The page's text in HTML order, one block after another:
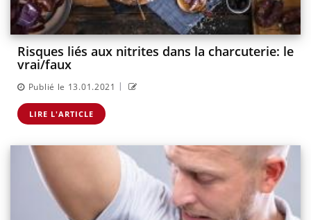
Risques liés aux nitrites dans la charcuterie: le
vrai/faux
Publié le 13.01.2021 |
LIRE L'ARTICLE